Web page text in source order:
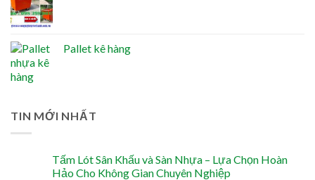
Pallet kê hàng
TIN MỚI NHẤT
Tấm Lót Sân Khấu và Sàn Nhựa – Lựa Chọn Hoàn
Hảo Cho Không Gian Chuyên Nghiệp